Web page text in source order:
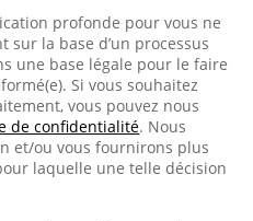
profonde pour vous ne
la base d’un processus
une base légale pour le faire
Si vous souhaitez
vous pouvez nous
de confidentialité. Nous
et/ou vous fournirons plus
laquelle une telle décision